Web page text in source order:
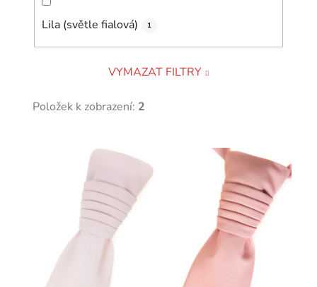
Lila (světle fialová) 1
VYMAZAT FILTRY
Položek k zobrazení: 2